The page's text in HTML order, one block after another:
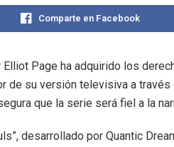
Comparte en Facebook
Elliot Page ha adquirido los
de su versión televisiva a
que la serie será fiel a la
desarrollado por Quantic